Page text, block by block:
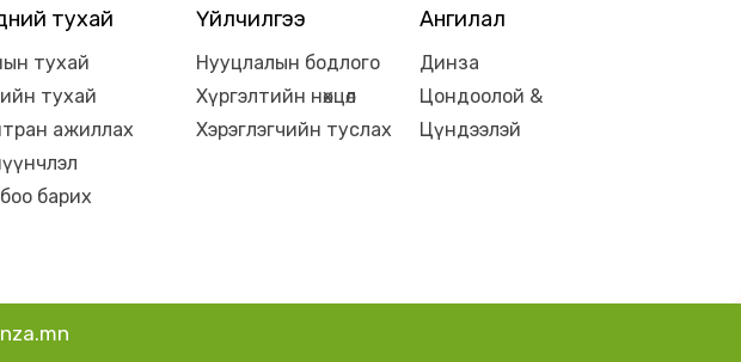
тухай
тухай
тухай
ажиллах
барих
Үйлчилгээ
Нууцлалын бодлого
Хүргэлтийн нөхцөл
Хэрэглэгчийн туслах
Ангилал
Динза
Цондоолой &
Цүндээлэй